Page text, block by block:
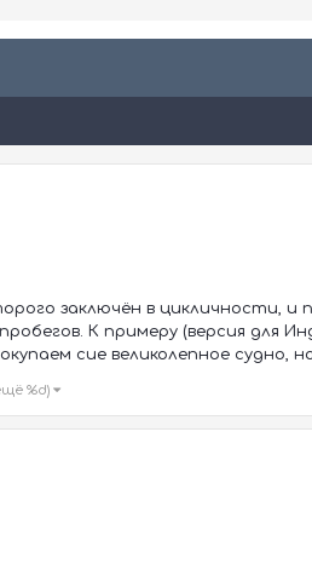
заключён в цикличности, и
К примеру (версия для
сие великолепное судно,
%d)